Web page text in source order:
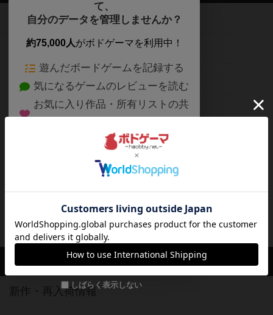
て、
自分のデータを管理しませんか？
約75,000人がボドゲーマを利用中！
遊んだボードゲームを記録する
気になるゲームのレビューを読む
お気に入り作品・所有リストの共
ログイン / 会員登録（10秒）
X
Apple Facebook
メールで会員登録
しばらく表示しない
ボードゲームを検索する
ボードゲームの新着レビュー
ボードゲーム会情報
メカニクス特集
掲示板・トピックス
ボドとも・会員一覧
ボドゲーマご利用案内
ボードゲーム通販
新作・再入荷情報